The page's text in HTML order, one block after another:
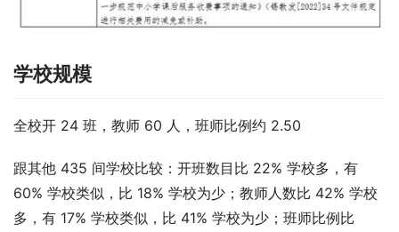
学校规模
全校开 24 班，教师 60 人，班师比例约 2.50
跟其他 435 间学校比较：开班数目比 22% 学校多，有
60% 学校类似，比 18% 学校为少；教师人数比 42% 学校
多，有 17% 学校类似，比 41% 学校为少；班师比例比